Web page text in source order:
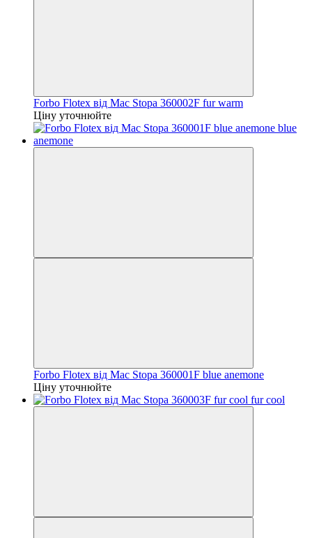
Forbo Flotex від Mac Stopa 360002F fur warm
Ціну уточнюйте
Forbo Flotex від Mac Stopa 360001F blue anemone
Ціну уточнюйте